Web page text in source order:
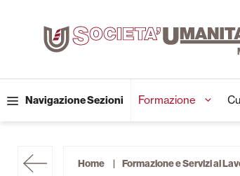
contenuto
Navigazione Sezioni Formazione
Home Formazione e Servizi al